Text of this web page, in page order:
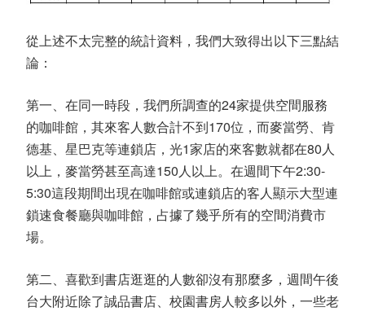
從上述不太完整的統計資料，我們大致得出以下三點結
論：
第一、在同一時段，我們所調查的24家提供空間服務
的咖啡館，其來客人數合計不到170位，而麥當勞、肯
德基、星巴克等連鎖店，光1家店的來客數就都在80人
以上，麥當勞甚至高達150人以上。在週間下午2:30-
5:30這段期間出現在咖啡館或連鎖店的客人顯示大型連
鎖速食餐廳與咖啡館，占據了幾乎所有的空間消費市
場。
第二、喜歡到書店逛逛的人數卻沒有那麼多，週間午後
台大附近除了誠品書店、校園書房人較多以外，一些老